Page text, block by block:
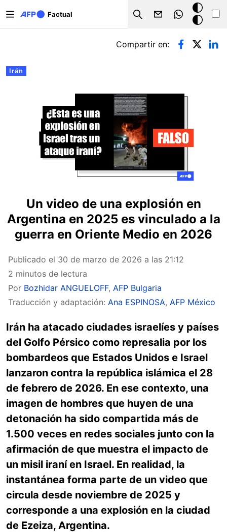
Factual
Search
Modo
oscuro
Solapas principales
Irán
Compartir en:
Un video de una explosión en
Argentina en 2025 es vinculado a la
guerra en Oriente Medio en 2026
Publicado el 30 de marzo de 2026 a las 21:12
2 minutos de lectura
Por Bozhidar ANGUELOFF, AFP Bulgaria
Traducción y adaptación: Ana ESPINOSA, AFP México
Irán ha atacado ciudades israelíes y países
del Golfo Pérsico como represalia por los
bombardeos que Estados Unidos e Israel
lanzaron contra la república islámica el 28
de febrero de 2026. En ese contexto, una
imagen de hombres que huyen de una
detonación ha sido compartida más de
1.500 veces en redes sociales junto con la
afirmación de que muestra el impacto de
un misil iraní en Israel. En realidad, la
instantánea forma parte de un video que
circula desde noviembre de 2025 y
corresponde a una explosión en la ciudad
de Ezeiza, Argentina.